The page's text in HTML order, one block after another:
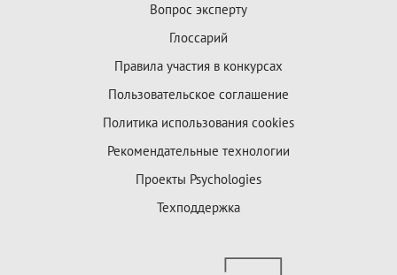
Вопрос эксперту
Глоссарий
Правила участия в конкурсах
Пользовательское соглашение
Политика использования cookies
Рекомендательные технологии
Проекты Psychologies
Техподдержка